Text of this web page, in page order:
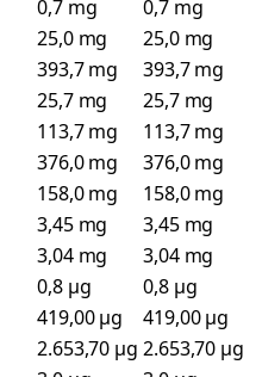
0,7 mg
0,7 mg
25,0 mg
25,0 mg
393,7 mg
393,7 mg
25,7 mg
25,7 mg
113,7 mg
113,7 mg
376,0 mg
376,0 mg
158,0 mg
158,0 mg
3,45 mg
3,45 mg
3,04 mg
3,04 mg
0,8 µg
0,8 µg
419,00 µg
419,00 µg
2.653,70 µg 2.653,70 µg